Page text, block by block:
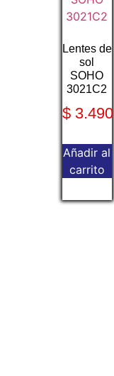
Lentes de
sol
SOHO
3021C2
$3.490
Añadir al
carrito